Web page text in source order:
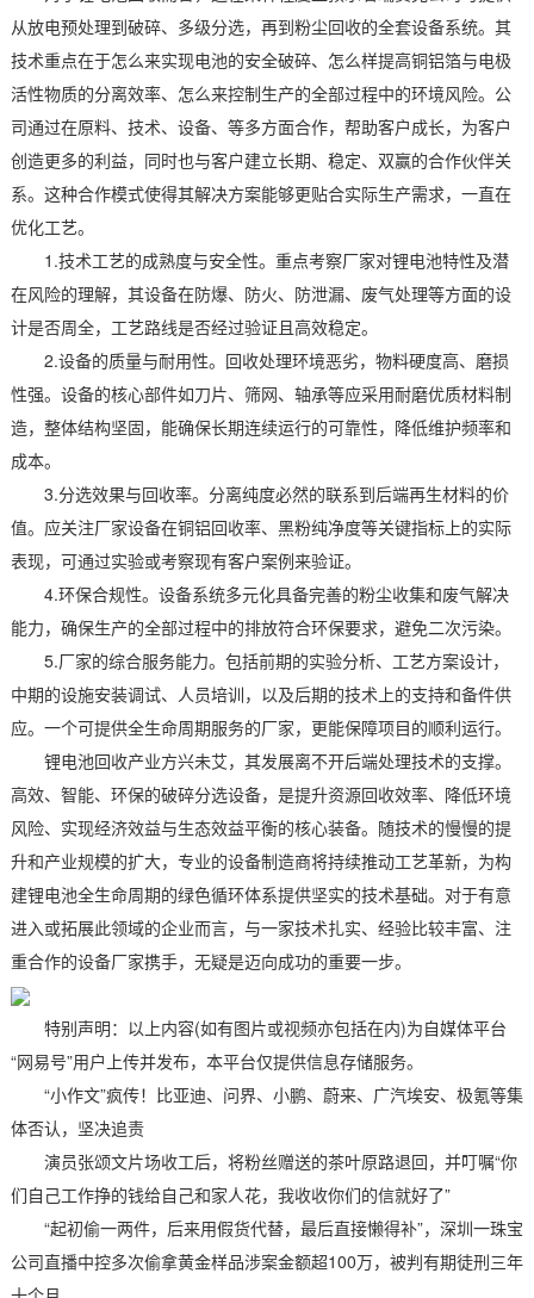
从放电预处理到破碎、多级分选，再到粉尘回收的全套设备系统。其
技术重点在于怎么来实现电池的安全破碎、怎么样提高铜铝箔与电极
活性物质的分离效率、怎么来控制生产的全部过程中的环境风险。公
司通过在原料、技术、设备、等多方面合作，帮助客户成长，为客户
创造更多的利益，同时也与客户建立长期、稳定、双赢的合作伙伴关
系。这种合作模式使得其解决方案能够更贴合实际生产需求，一直在
优化工艺。
1.技术工艺的成熟度与安全性。重点考察厂家对锂电池特性及潜
在风险的理解，其设备在防爆、防火、防泄漏、废气处理等方面的设
计是否周全，工艺路线是否经过验证且高效稳定。
2.设备的质量与耐用性。回收处理环境恶劣，物料硬度高、磨损
性强。设备的核心部件如刀片、筛网、轴承等应采用耐磨优质材料制
造，整体结构坚固，能确保长期连续运行的可靠性，降低维护频率和
成本。
3.分选效果与回收率。分离纯度必然的联系到后端再生材料的价
值。应关注厂家设备在铜铝回收率、黑粉纯净度等关键指标上的实际
表现，可通过实验或考察现有客户案例来验证。
4.环保合规性。设备系统多元化具备完善的粉尘收集和废气解决
能力，确保生产的全部过程中的排放符合环保要求，避免二次污染。
5.厂家的综合服务能力。包括前期的实验分析、工艺方案设计，
中期的设施安装调试、人员培训，以及后期的技术上的支持和备件供
应。一个可提供全生命周期服务的厂家，更能保障项目的顺利运行。
锂电池回收产业方兴未艾，其发展离不开后端处理技术的支撑。
高效、智能、环保的破碎分选设备，是提升资源回收效率、降低环境
风险、实现经济效益与生态效益平衡的核心装备。随技术的慢慢的提
升和产业规模的扩大，专业的设备制造商将持续推动工艺革新，为构
建锂电池全生命周期的绿色循环体系提供坚实的技术基础。对于有意
进入或拓展此领域的企业而言，与一家技术扎实、经验比较丰富、注
重合作的设备厂家携手，无疑是迈向成功的重要一步。
特别声明：以上内容(如有图片或视频亦包括在内)为自媒体平台
“网易号”用户上传并发布，本平台仅提供信息存储服务。
“小作文”疯传！比亚迪、问界、小鹏、蔚来、广汽埃安、极氪等集
体否认，坚决追责
演员张颂文片场收工后，将粉丝赠送的茶叶原路退回，并叮嘱“你
们自己工作挣的钱给自己和家人花，我收收你们的信就好了”
“起初偷一两件，后来用假货代替，最后直接懒得补”，深圳一珠宝
公司直播中控多次偷拿黄金样品涉案金额超100万，被判有期徒刑三年